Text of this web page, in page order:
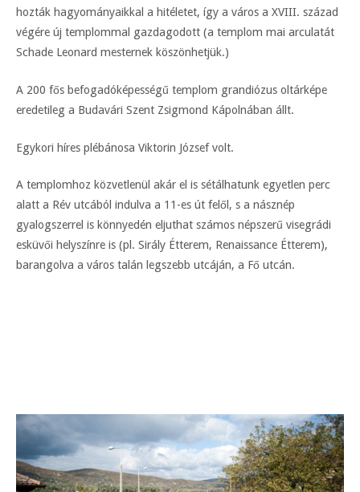
hozták hagyományaikkal a hitéletet, így a város a XVIII. század
végére új templommal gazdagodott (a templom mai arculatát
Schade Leonard mesternek köszönhetjük.)
A 200 fős befogadóképességű templom grandiózus oltárképe
eredetileg a Budavári Szent Zsigmond Kápolnában állt.
Egykori híres plébánosa Viktorin József volt.
A templomhoz közvetlenül akár el is sétálhatunk egyetlen perc
alatt a Rév utcából indulva a 11-es út felől, s a násznép
gyalogszerrel is könnyedén eljuthat számos népszerű visegrádi
esküvői helyszínre is (pl. Sirály Étterem, Renaissance Étterem),
barangolva a város talán legszebb utcáján, a Fő utcán.